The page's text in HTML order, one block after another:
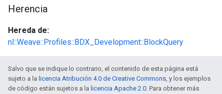
Herencia
Hereda de:
nl::Weave::Profiles::BDX_Development::BlockQuery
Salvo que se indique lo contrario, el contenido de esta página está
sujeto a la licencia Atribución 4.0 de Creative Commons, y los ejemplos
de código están sujetos a la licencia Apache 2.0. Para obtener más